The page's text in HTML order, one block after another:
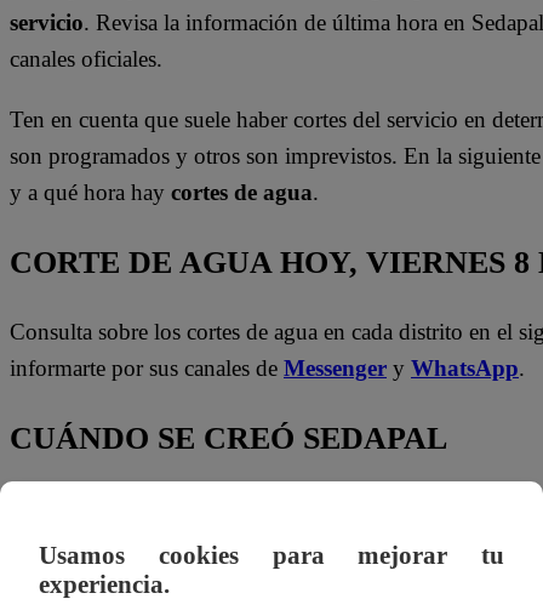
servicio. Revisa la información de última hora en
canales oficiales.
Ten en cuenta que suele haber cortes del servicio en
son programados y otros son imprevistos. En la
y a qué hora hay cortes de agua.
CORTE DE AGUA HOY, VIERNES
Consulta sobre los cortes de agua en cada distrito en el
informarte por sus canales de Messenger y WhatsApp.
CUÁNDO SE CREÓ SEDAPAL
de agua potable, alcantarillado y tratamiento de aguas
país,Lima, y sus alrededores. Fue fundada en 1962 y
Usamos cookies para mejorar tu
experiencia.